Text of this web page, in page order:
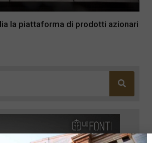
la piattaforma di prodotti azionari